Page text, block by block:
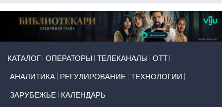
КАТАЛОГ ОПЕРАТОРЫ ТЕЛЕКАНАЛЫ ОТТ
АНАЛИТИКА РЕГУЛИРОВАНИЕ ТЕХНОЛОГИИ
ЗАРУБЕЖЬЕ КАЛЕНДАРЬ